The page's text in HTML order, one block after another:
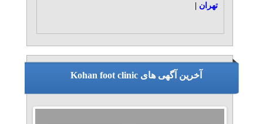
تهران
آخرین آگهی های Kohan foot clinic